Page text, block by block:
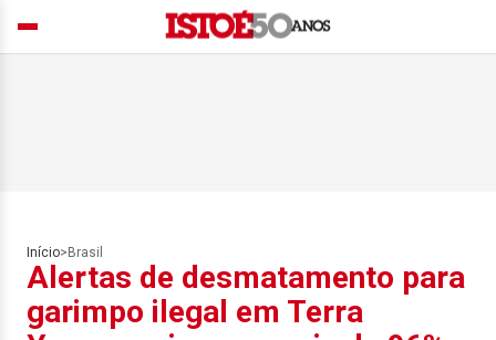
Início> Brasil
Alertas de desmatamento para
garimpo ilegal em Terra